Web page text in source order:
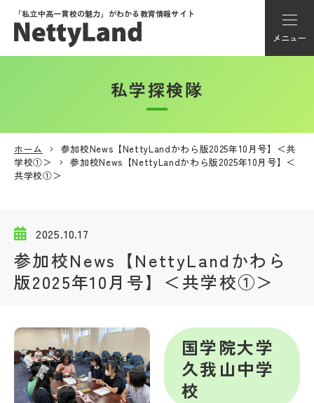
「私立中高一貫校の魅力」がわかる教育情報サイト
メニュー
アカウント登録
メニュー
学校動画
私学探検隊
帰国生受験情報
説明会・イベント情報
私学探検隊
ホーム
参加校News【NettyLandかわら版2025年10月号】＜共
学校①＞
参加校News【NettyLandかわら版2025年10月号】＜
共学校①＞
2025.10.17
参加校News【NettyLandかわら
版2025年10月号】＜共学校①＞
国学院大学
久我山中学
校